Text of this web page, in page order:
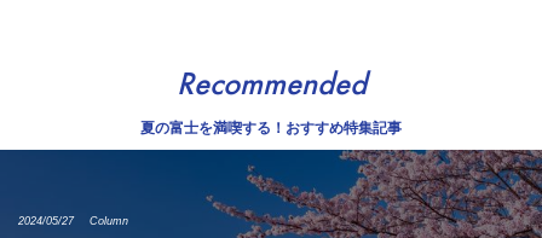
Recommended
夏の富士を満喫する！おすすめ特集記事
2024/05/27 Column